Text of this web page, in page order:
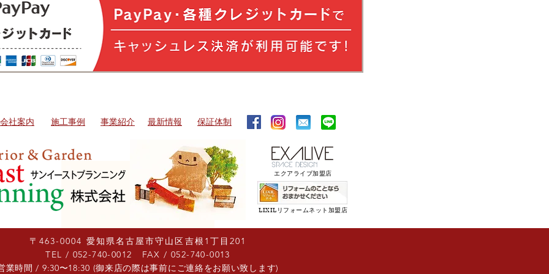
​〒463-0004 愛知県名古屋市守山区吉根1丁目201​
​TEL / 052-740-0012 ​ FAX / 052-740-0013
業時間 / 9:30〜18:30 (御来店の際は事前にご連絡をお願い致します)
​エクアライブ加盟店
会社案内 ​施工事例 ​事業紹介 ​最新情報 ​保証体制
LIXILリフォームネット加盟店